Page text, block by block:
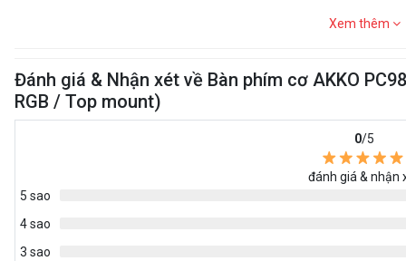
Xem thêm
Đánh giá & Nhận xét về Bàn phím cơ AKKO
RGB / Top mount)
0/5
đánh giá & nhận
5 sao
4 sao
3 sao